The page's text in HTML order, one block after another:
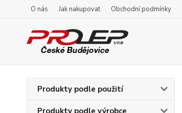
O nás Jak nakupovat Obchodní podmínky
Produkty podle použití
Produkty podle výrobce